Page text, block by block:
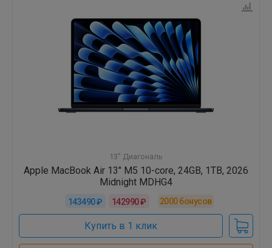
13" Диагональ
Apple MacBook Air 13" M5 10-core, 24GB, 1TB, 2026
Midnight MDHG4
143490 ₽ 142990 ₽ 2000бонусов
Купить в 1 клик